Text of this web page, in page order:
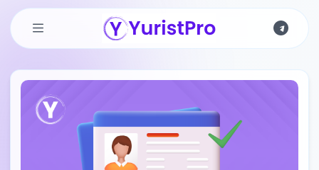
Skip to main content